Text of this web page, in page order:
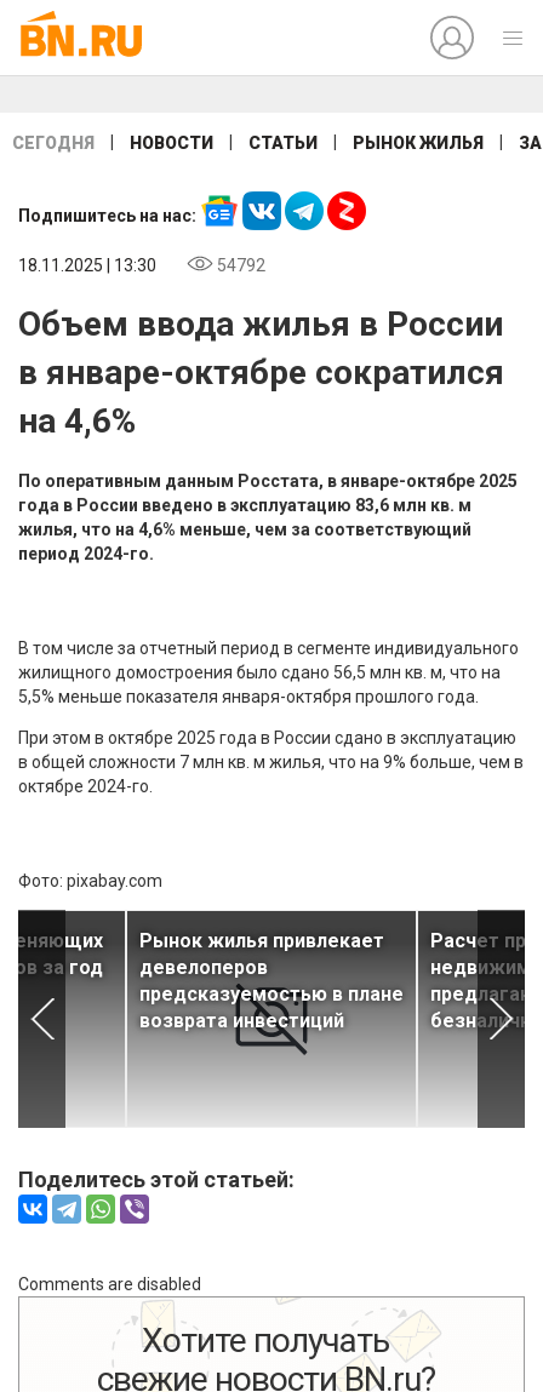
СЕГОДНЯ НОВОСТИ СТАТЬИ РЫНОК ЖИЛЬЯ
Подпишитесь на нас:
18.11.2025 | 13:30 54792
Объем ввода жилья в России
в январе-октябре сократился
на 4,6%
По оперативным данным Росстата, в январе-октябре 2025
года в России введено в эксплуатацию 83,6 млн кв. м
жилья, что на 4,6% меньше, чем за соответствующий
период 2024-го.
В том числе за отчетный период в сегменте индивидуального
жилищного домостроения было сдано 56,5 млн кв. м, что на
5,5% меньше показателя января-октября прошлого года.
При этом в октябре 2025 года в России сдано в эксплуатацию
в общей сложности 7 млн кв. м жилья, что на 9% больше, чем в
октябре 2024-го.
Фото: pixabay.com
за год
Рынок жилья привлекает
девелоперов
предсказуемостью в плане
возврата инвестиций
Расчет при
Поделитесь этой статьей:
Comments are disabled
Хотите получать
свежие новости BN.ru?